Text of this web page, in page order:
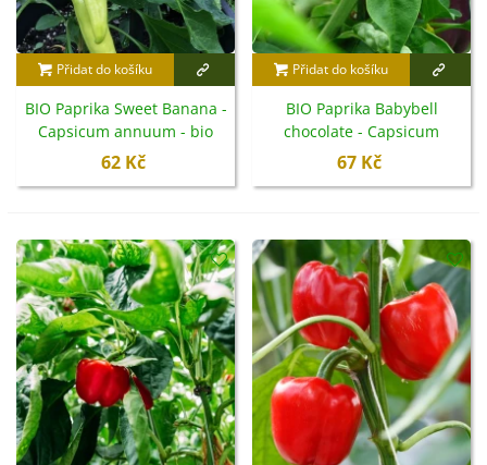
Přidat do košíku
BIO Paprika Sweet Banana -
Capsicum annuum - bio
semena - 8 ks
62 Kč
Přidat do košíku
BIO Paprika Babybell
chocolate - Capsicum
annuum - bio semena -
67 Kč